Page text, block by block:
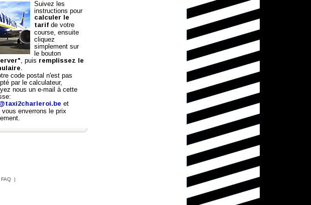
Suivez les
instructions pour
calculer le
tarif de votre
course, ensuite
cliquez
simplement sur
le bouton
, puis remplissez le
code postal n'est pas
par le calculateur,
nous un e-mail à cette
et
vous enverrons le prix
FAQ|